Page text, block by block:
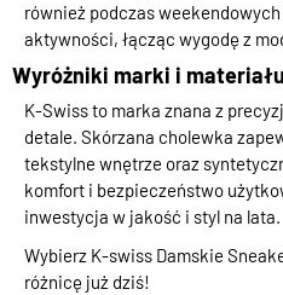
również podczas
aktywności, łącząc wygodę z
Wyróżniki marki i
K-Swiss to marka znana z
detale. Skórzana cholewka
tekstylne wnętrze oraz
komfort i bezpieczeństwo
inwestycja w jakość i styl na lata.
Wybierz K-swiss Damskie
różnicę już dziś!